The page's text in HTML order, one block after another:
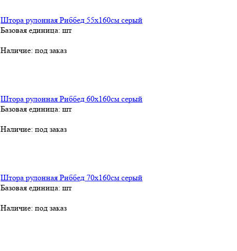
Штора рулонная Риббед 55х160см серый
Базовая единица: шт
Наличие: под заказ
Штора рулонная Риббед 60х160см серый
Базовая единица: шт
Наличие: под заказ
Штора рулонная Риббед 70х160см серый
Базовая единица: шт
Наличие: под заказ